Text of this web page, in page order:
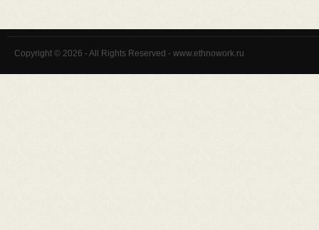
Copyright © 2026 - All Rights Reserved - www.ethnowork.ru